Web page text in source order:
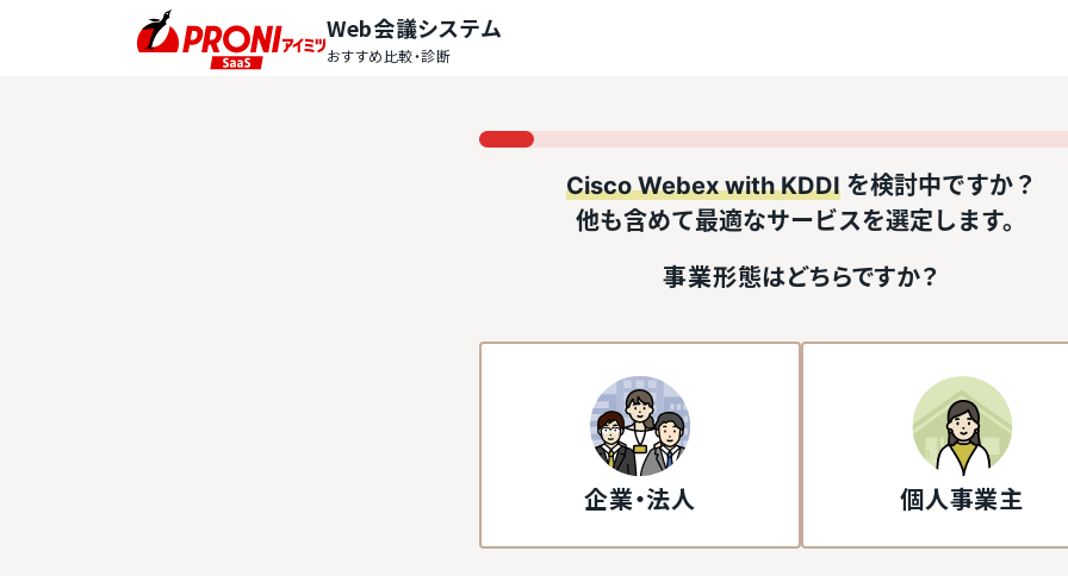
Web会議システム
おすすめ比較・診断
Cisco Webex with KDDIを検討中ですか？
他も含めて最適なサービスを選定します。
事業形態はどちらですか？
企業・法人 個人事業主